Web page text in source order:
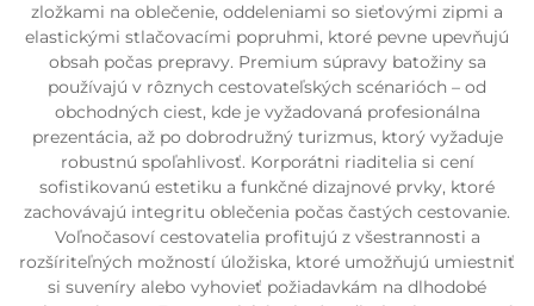
zložkami na oblečenie, oddeleniami so sieťovými zipmi a
elastickými stlačovacími popruhmi, ktoré pevne upevňujú
obsah počas prepravy. Premium súpravy batožiny sa
používajú v rôznych cestovateľských scénarióch – od
obchodných ciest, kde je vyžadovaná profesionálna
prezentácia, až po dobrodružný turizmus, ktorý vyžaduje
robustnú spoľahlivosť. Korporátni riaditelia si cení
sofistikovanú estetiku a funkčné dizajnové prvky, ktoré
zachovávajú integritu oblečenia počas častých cestovanie.
Voľnočasoví cestovatelia profitujú z všestrannosti a
rozšíriteľných možností úložiska, ktoré umožňujú umiestniť
si suveníry alebo vyhovieť požiadavkám na dlhodobé